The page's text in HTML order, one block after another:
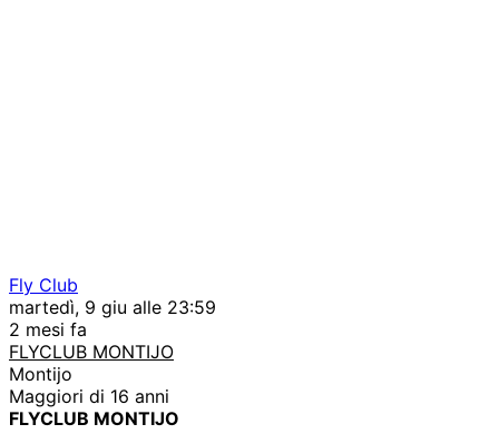
Fly Club
martedì, 9 giu alle 23:59
2 mesi fa
FLYCLUB MONTIJO
Montijo
Maggiori di 16 anni
FLYCLUB MONTIJO